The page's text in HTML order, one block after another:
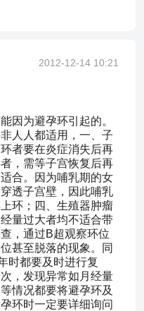
2012-12-14 10:21
因为避孕环引起的。
人人都适用，一、子
者要在炎症消失后再
，需等子宫恢复后再
合。因为哺乳期的女
透子宫壁，因此哺乳
环；四、生殖器肿瘤
量过大者均不适合带
，通过B超观察环位
甚至脱落的现象。同
时都要及时进行复
，发现异常如月经量
情况都要将避孕环及
环时一定要详细询问